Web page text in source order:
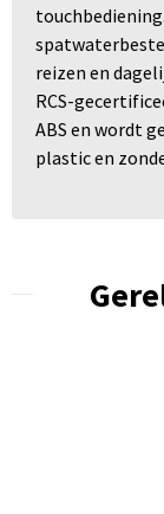
reizen en
RCS-
ABS en wordt
plastic en